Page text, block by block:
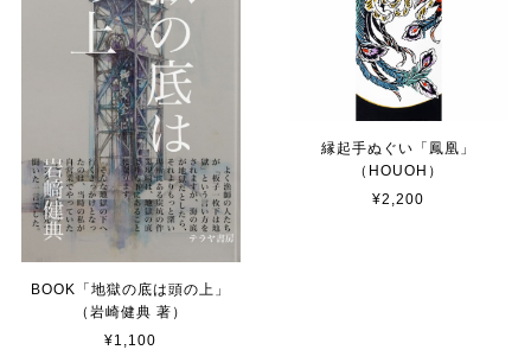
BOOK「地獄の底は頭の上」
（岩崎健典 著）
¥1,100
縁起手ぬぐい「鳳凰」
（HOUOH）
¥2,200